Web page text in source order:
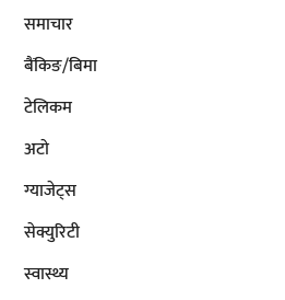
समाचार
बैंकिङ/बिमा
टेलिकम
अटाे
ग्याजेट्स
सेक्युरिटी
स्वास्थ्य